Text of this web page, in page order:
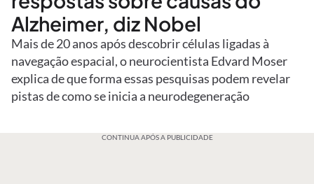
Alzheimer, diz Nobel
Mais de 20 anos após descobrir células ligadas à
navegação espacial, o neurocientista Edvard Moser
explica de que forma essas pesquisas podem revelar
pistas de como se inicia a neurodegeneração
CONTINUA APÓS A PUBLICIDADE